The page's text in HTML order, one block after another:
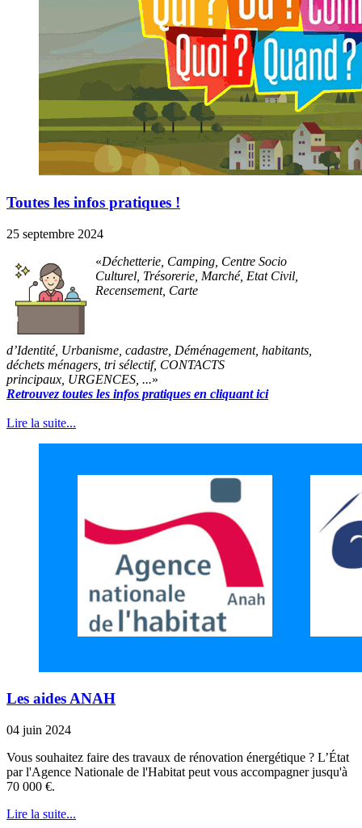
Toutes les infos pratiques !
25 septembre 2024
Déchetterie, Camping, Centre Socio
Culturel, Trésorerie, Marché, Etat Civil,
Recensement, Carte
d’Identité, Urbanisme, cadastre, Déménagement, habitants,
déchets ménagers, tri sélectif, CONTACTS
principaux, URGENCES, ...
Retrouvez toutes les infos pratiques en cliquant ici
Lire la suite...
Les aides ANAH
04 juin 2024
Vous souhaitez faire des travaux de rénovation énergétique ? L’État
par l'Agence Nationale de l'Habitat peut vous accompagner jusqu'à
70 000 €.
Lire la suite...